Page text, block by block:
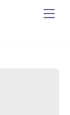
M
e